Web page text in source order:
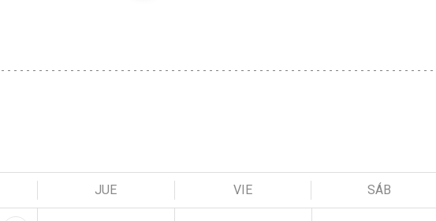
JUE VIE SÁB